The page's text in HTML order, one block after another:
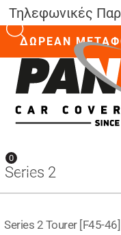
Τηλεφωνικές
ΔΩΡΕΑΝ
0
Series 2
Series 2 Tourer [F45-